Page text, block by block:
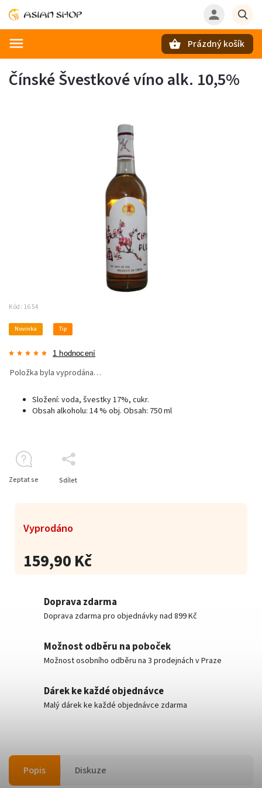
Prázdný košík
Čínské Švestkové víno alk. 10,5%
Kód: 1654
Novinka Tip
1 hodnocení
159,90 Kč
Vyprodáno
Položka byla vyprodána…
Složení: voda, švestky 17%, cukr.
Obsah alkoholu: 14 % obj. Obsah: 750 ml
Zeptat se Sdílet
Doprava zdarma
Doprava zdarma pro objednávky nad 899 Kč
Možnost odběru na poboček
Možnost osobního odběru na 3 prodejnách v Praze
Dárek ke každé objednávce
Malý dárek ke každé objednávce zdarma
Popis Diskuze